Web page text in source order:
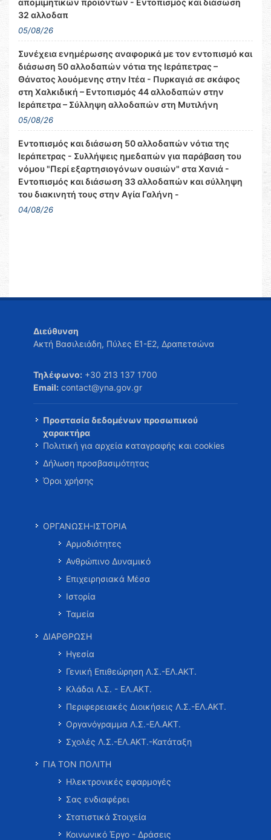
απομιμητικών προϊόντων - Εντοπισμός και διάσωση
32 αλλοδαπ
05/08/26
Συνέχεια ενημέρωσης αναφορικά με τον εντοπισμό και
διάσωση 50 αλλοδαπών νότια της Ιεράπετρας –
Θάνατος λουόμενης στην Ιτέα - Πυρκαγιά σε σκάφος
στη Χαλκιδική – Εντοπισμός 44 αλλοδαπών στην
Ιεράπετρα – Σύλληψη αλλοδαπών στη Μυτιλήνη
05/08/26
Εντοπισμός και διάσωση 50 αλλοδαπών νότια της
Ιεράπετρας - Συλλήψεις ημεδαπών για παράβαση του
νόμου "Περί εξαρτησιογόνων ουσιών" στα Χανιά -
Εντοπισμός και διάσωση 33 αλλοδαπών και σύλληψη
του διακινητή τους στην Αγία Γαλήνη -
04/08/26
Διεύθυνση
Ακτή Βασιλειάδη, Πύλες Ε1-Ε2, Δραπετσώνα
Τηλέφωνο: +30 213 137 1700
Email: contact@yna.gov.gr
Προστασία δεδομένων προσωπικού
χαρακτήρα
Πολιτική για αρχεία καταγραφής και cookies
Δήλωση προσβασιμότητας
Όροι χρήσης
ΟΡΓΑΝΩΣΗ-ΙΣΤΟΡΙΑ
Αρμοδιότητες
Ανθρώπινο Δυναμικό
Επιχειρησιακά Μέσα
Ιστορία
Ταμεία
ΔΙΑΡΘΡΩΣΗ
Ηγεσία
Γενική Επιθεώρηση Λ.Σ.-ΕΛ.ΑΚΤ.
Κλάδοι Λ.Σ. - ΕΛ.ΑΚΤ.
Περιφερειακές Διοικήσεις Λ.Σ.-ΕΛ.ΑΚΤ.
Οργανόγραμμα Λ.Σ.-ΕΛ.ΑΚΤ.
Σχολές Λ.Σ.-ΕΛ.ΑΚΤ.-Κατάταξη
ΓΙΑ ΤΟΝ ΠΟΛΙΤΗ
Ηλεκτρονικές εφαρμογές
Σας ενδιαφέρει
Στατιστικά Στοιχεία
Κοινωνικό Έργο - Δράσεις